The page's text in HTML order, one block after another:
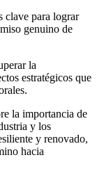
clave para lograr
genuino de
la
estratégicos que
la importancia de
y los
y renovado,
hacia